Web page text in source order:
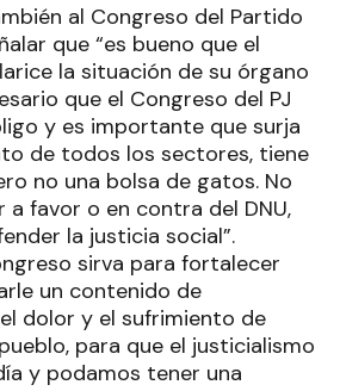
al Congreso del Partido
que “es bueno que el
la situación de su órgano
que el Congreso del PJ
y es importante que surja
de todos los sectores, tiene
no una bolsa de gatos. No
favor o en contra del DNU,
la justicia social”.
sirva para fortalecer
un contenido de
dolor y el sufrimiento de
para que el justicialismo
y podamos tener una